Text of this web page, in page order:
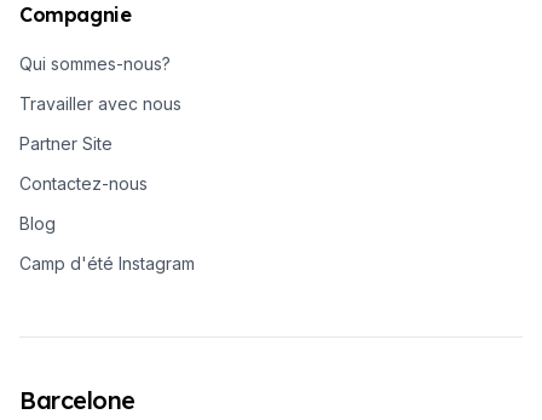
Compagnie
Qui sommes-nous?
Travailler avec nous
Partner Site
Contactez-nous
Blog
Camp d'été Instagram
Barcelone